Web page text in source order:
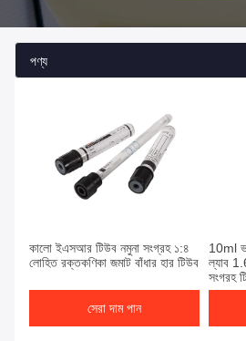
পণ্য
কালো ইএসআর টিউব নমুনা সংগ্রহ ১:৪
লোহিত রক্তকণিকা জমাট বাঁধার হার টিউব
সেরা দাম পান
10ml
ল্যাব
সংগ্রহ